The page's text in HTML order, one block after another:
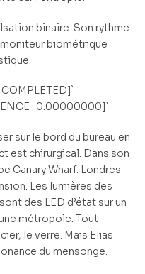
binaire. Son rythme
moniteur biométrique
: 0.00000000]`
sur le bord du bureau en
est chirurgical. Dans son
Canary Wharf. Londres
Les lumières des
des LED d’état sur un
métropole. Tout
le verre. Mais Elias
du mensonge.